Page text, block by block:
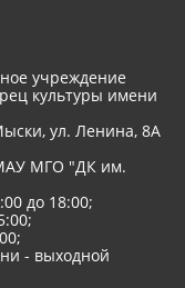
учреждение
культуры имени
ул. Ленина, 8A
МГО "ДК им.
до 18:00;
- выходной